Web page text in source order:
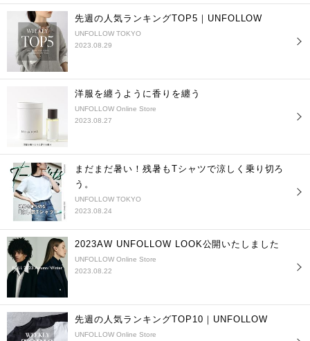
先週の人気ランキングTOP5｜UNFOLLOW
UNFOLLOW TOKYO
2023.08.29
洋服を纏うように香りを纏う
UNFOLLOW Online Store
2023.08.27
まだまだ暑い！残暑もTシャツで涼しく乗り切ろ
う。
UNFOLLOW TOKYO
2023.08.24
2023AW UNFOLLOW LOOK公開いたしました
UNFOLLOW Online Store
2023.08.22
先週の人気ランキングTOP10｜UNFOLLOW
UNFOLLOW Online Store